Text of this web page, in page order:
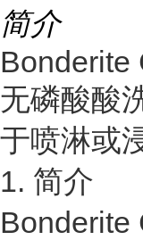
简介
Bonderite
无磷酸酸
于喷淋或
1. 简介
Bonderite